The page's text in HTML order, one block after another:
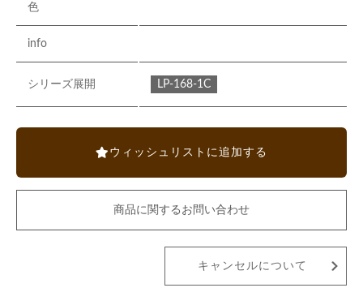
色
info
シリーズ展開 LP-168-1C
ウィッシュリストに追加する
商品に関するお問い合わせ
キャンセルについて